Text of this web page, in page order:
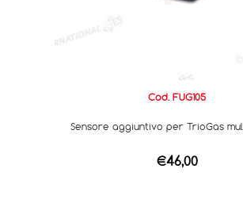
Cod. FUG105
Sensore aggiuntivo per TrioGas
€46,00